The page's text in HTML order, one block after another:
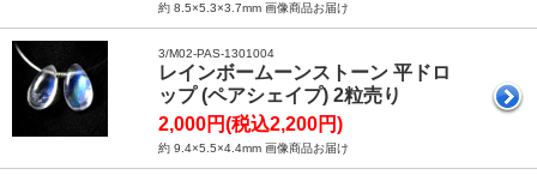
約 8.5×5.3×3.7mm 画像商品お届け
3/M02-PAS-1301004
レインボームーンストーン 平ドロ
ップ (ペアシェイプ) 2粒売り
2,000円(税込2,200円)
約 9.4×5.5×4.4mm 画像商品お届け